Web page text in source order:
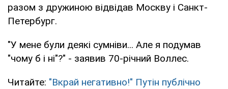
разом з дружиною відвідав Москву і Санкт-
Петербург.
"У мене були деякі сумніви... Але я подумав
"чому б і ні"?" - заявив 70-річний Воллес.
Читайте: "Вкрай негативно!" Путін публічно